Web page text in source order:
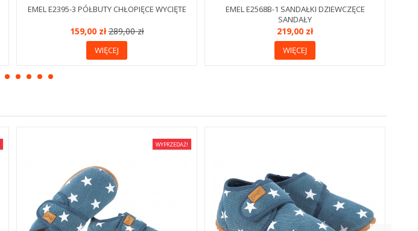
EMEL E2395-3 PÓŁBUTY CHŁOPIĘCE WYCIĘTE
159,00 zł289,00 zł
WIĘCEJ
EMEL E2568B-1 SANDAŁKI DZIEWCZĘCE
SANDAŁY
219,00 zł
WIĘCEJ
WYPRZEDAŻ!